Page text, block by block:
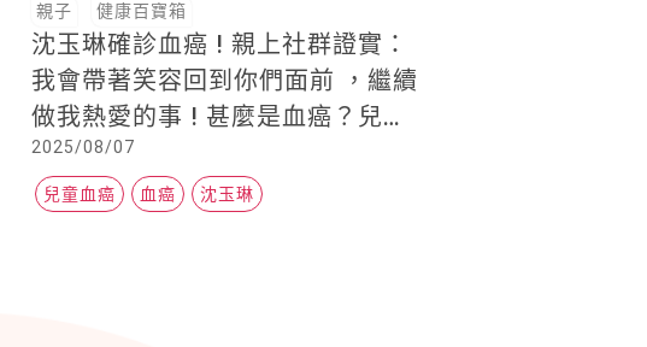
親子 健康百寶箱
沈玉琳確診血癌 ! 親上社群證實：
我會帶著笑容回到你們面前 ，繼續
做我熱愛的事 ! 甚麼是血癌？兒童
也是危險族群之一
2025/08/07
兒童血癌 血癌 沈玉琳